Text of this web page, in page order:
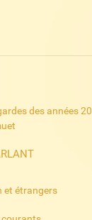
des années 20
et étrangers